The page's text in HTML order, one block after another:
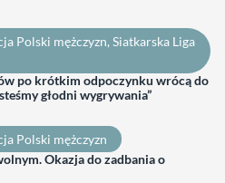
Polski mężczyzn, Siatkarska Liga
po krótkim odpoczynku wrócą do
głodni wygrywania”
Polski mężczyzn
Okazja do zadbania o